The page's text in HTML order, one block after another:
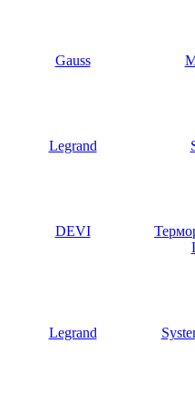
Gauss
Legrand
DEVI
Legrand